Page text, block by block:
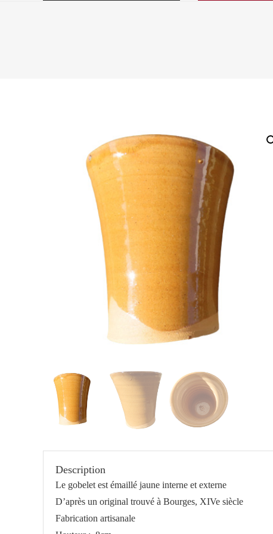
Description
Le gobelet est émaillé jaune interne et externe
D’après un original trouvé à Bourges, XIVe siècle
Fabrication artisanale